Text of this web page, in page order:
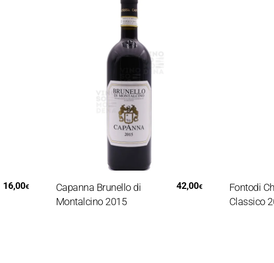
Fontodi Chianti
Classico 2019
€
Capanna Brunello di
Montalcino 2015
42,00€